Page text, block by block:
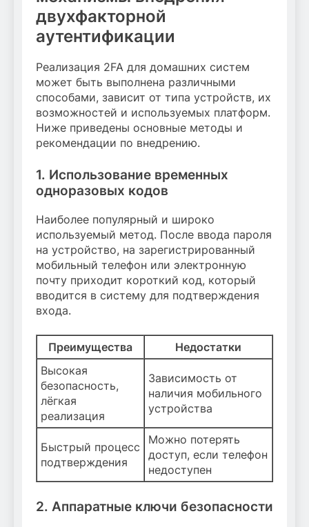
двухфакторной
аутентификации
Реализация 2FA для домашних систем
может быть выполнена различными
способами, зависит от типа устройств, их
возможностей и используемых платформ.
Ниже приведены основные методы и
рекомендации по внедрению.
1. Использование временных
одноразовых кодов
Наиболее популярный и широко
используемый метод. После ввода пароля
на устройство, на зарегистрированный
мобильный телефон или электронную
почту приходит короткий код, который
вводится в систему для подтверждения
входа.
Преимущества
Недостатки
Высокая
безопасность,
лёгкая
реализация
Зависимость от
наличия мобильного
устройства
Быстрый процесс
подтверждения
Можно потерять
доступ, если телефон
недоступен
2. Аппаратные ключи безопасности